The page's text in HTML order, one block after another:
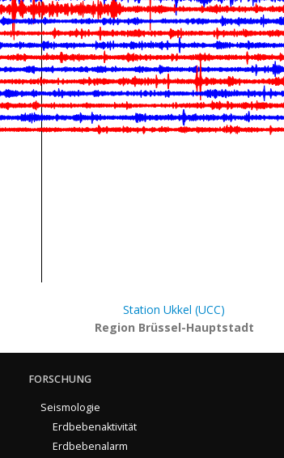
Station Ukkel (UCC)
Region Brüssel-Hauptstadt
FORSCHUNG
Seismologie
Erdbebenaktivität
Erdbebenalarm